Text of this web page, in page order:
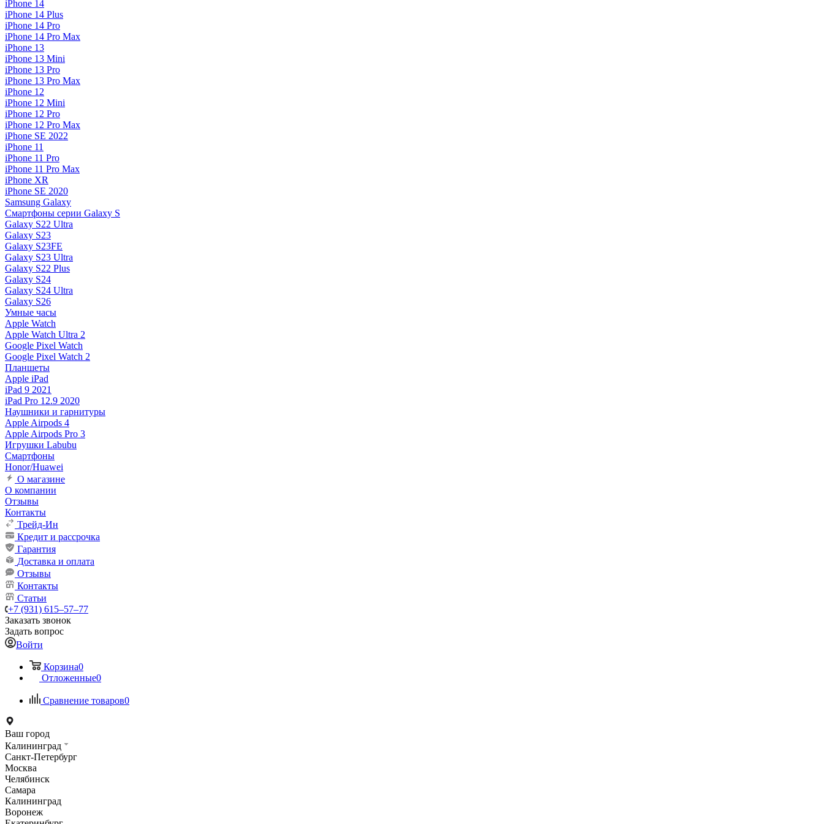
iPhone 14
iPhone 14 Plus
iPhone 14 Pro
iPhone 14 Pro Max
iPhone 13
iPhone 13 Mini
iPhone 13 Pro
iPhone 13 Pro Max
iPhone 12
iPhone 12 Mini
iPhone 12 Pro
iPhone 12 Pro Max
iPhone SE 2022
iPhone 11
iPhone 11 Pro
iPhone 11 Pro Max
iPhone XR
iPhone SE 2020
Samsung Galaxy
Смартфоны серии Galaxy S
Galaxy S22 Ultra
Galaxy S23
Galaxy S23FE
Galaxy S23 Ultra
Galaxy S22 Plus
Galaxy S24
Galaxy S24 Ultra
Galaxy S26
Умные часы
Apple Watch
Apple Watch Ultra 2
Google Pixel Watch
Google Pixel Watch 2
Планшеты
Apple iPad
iPad 9 2021
iPad Pro 12.9 2020
Наушники и гарнитуры
Apple Airpods 4
Apple Airpods Pro 3
Игрушки Labubu
Смартфоны
Honor/Huawei
О магазине
О компании
Отзывы
Контакты
Трейд-Ин
Кредит и рассрочка
Гарантия
Доставка и оплата
Отзывы
Контакты
Статьи
+7 (931) 615‒57‒77
Заказать звонок
Задать вопрос
Войти
Корзина0
Отложенные0
Сравнение товаров0
Ваш город
Калининград
Санкт-Петербург
Москва
Челябинск
Самара
Калининград
Воронеж